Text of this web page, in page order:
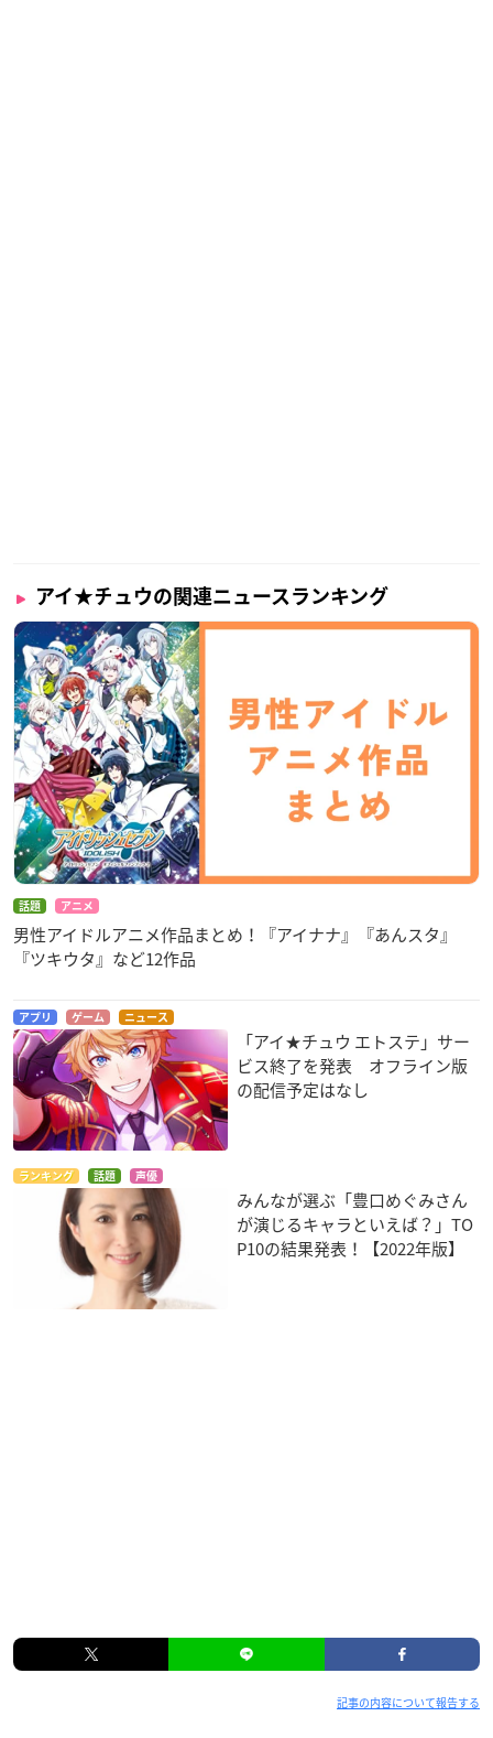
アイ★チュウの関連ニュースランキング
話題 アニメ
男性アイドルアニメ作品まとめ！『アイナナ』『あんスタ』
『ツキウタ』など12作品
アプリ ゲーム ニュース
「アイ★チュウ エトステ」サー
ビス終了を発表 オフライン版
の配信予定はなし
ランキング 話題 声優
みんなが選ぶ「豊口めぐみさん
が演じるキャラといえば？」TO
P10の結果発表！【2022年版】
記事の内容について報告する